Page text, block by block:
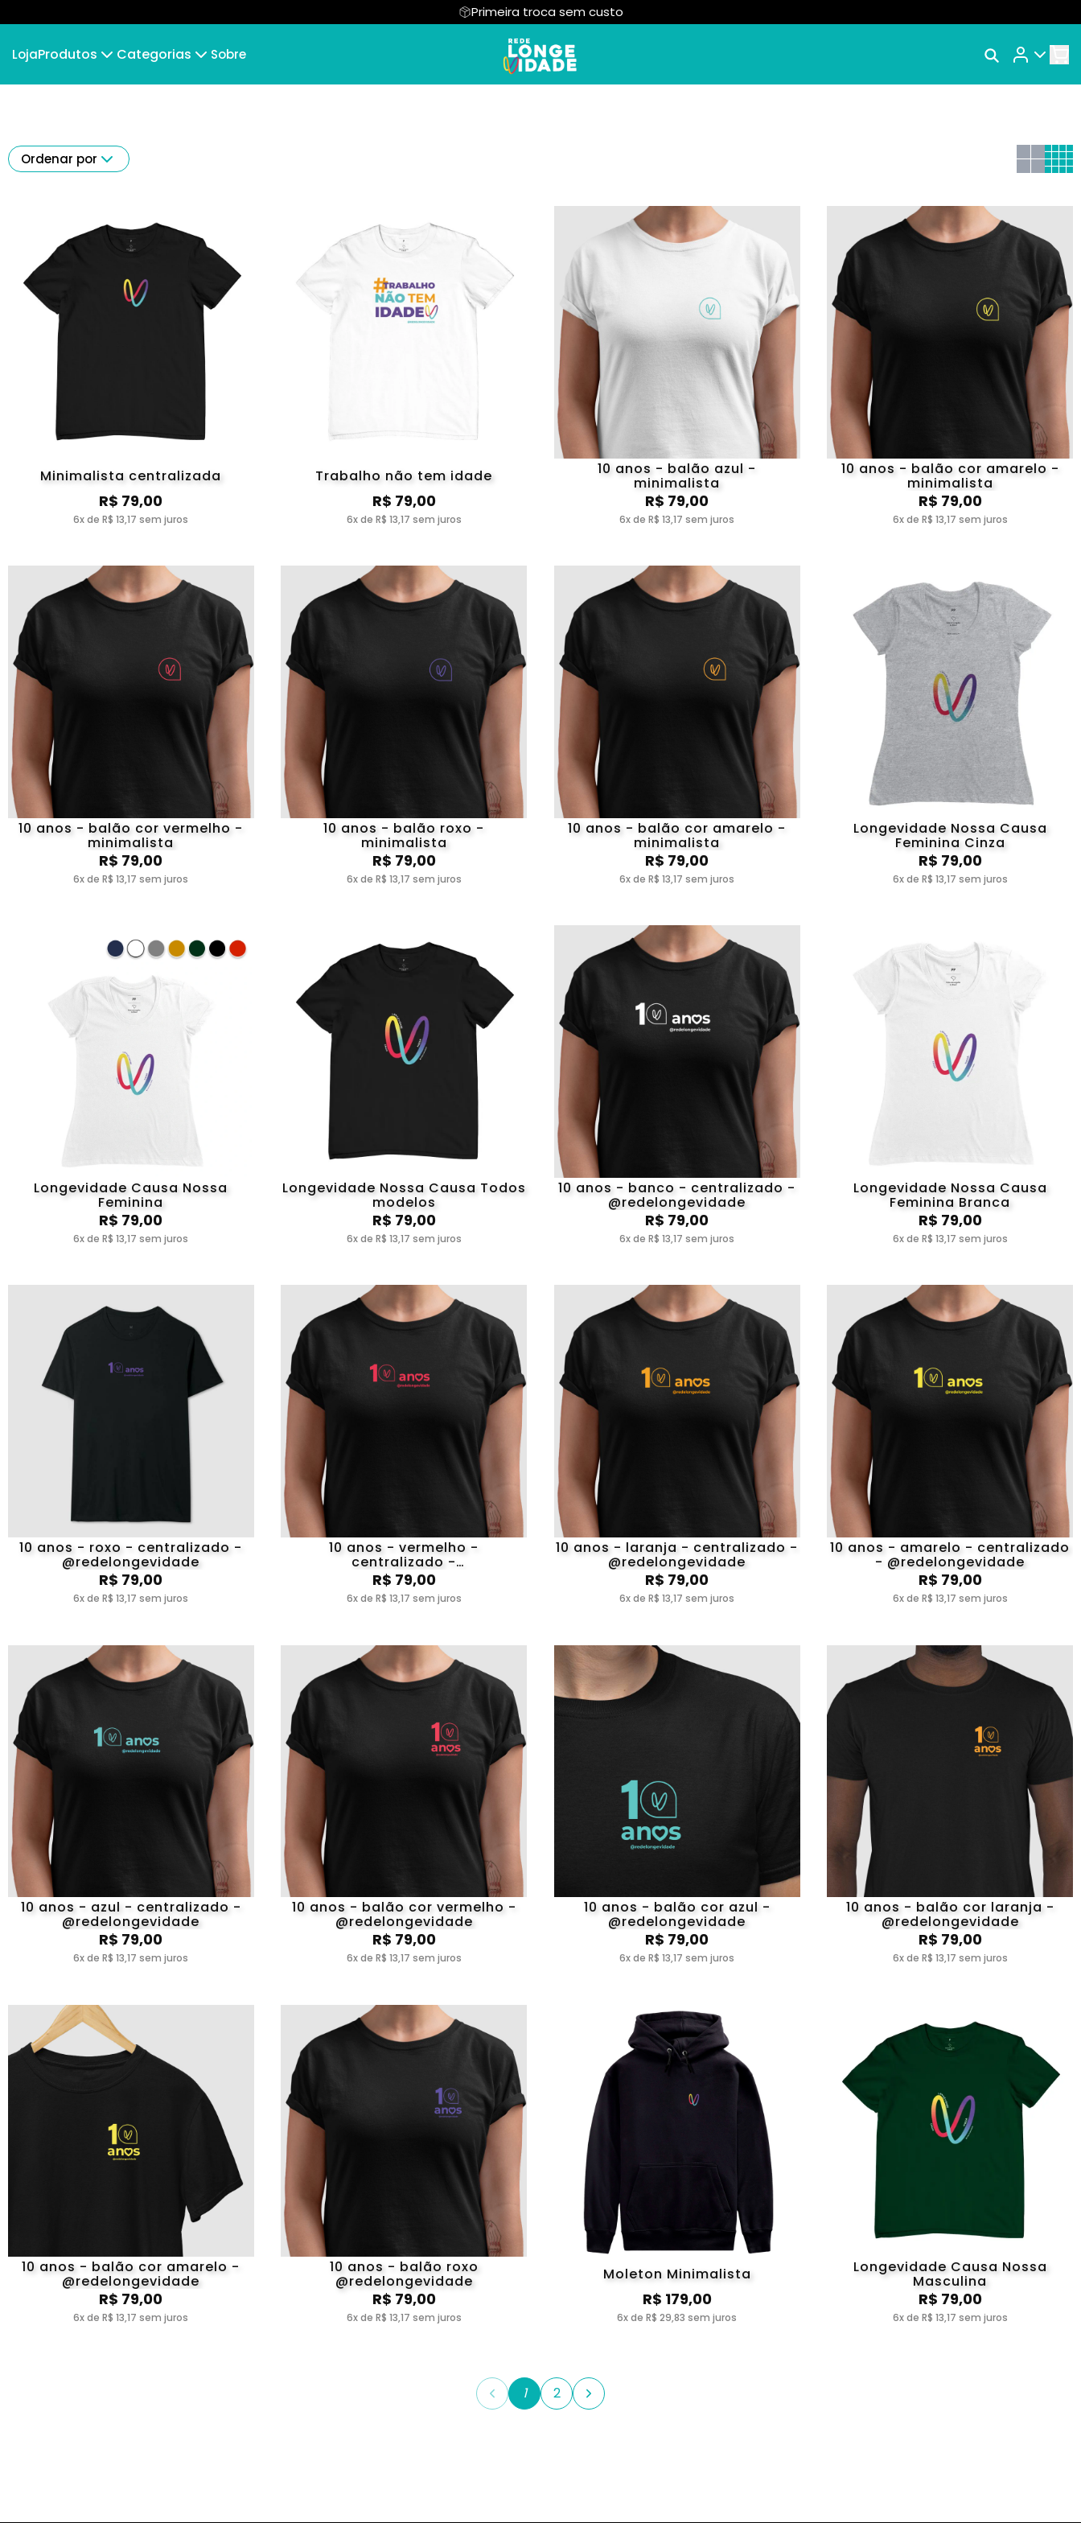
Primeira troca sem custo
LojaProdutos Categorias Sobre
Entrar | Cadastrar
Ordenar por
Minimalista centralizada
R$ 79,00
6x de R$ 13,17 sem juros
Trabalho não tem idade
R$ 79,00
6x de R$ 13,17 sem juros
10 anos - balão azul -
minimalista
R$ 79,00
6x de R$ 13,17 sem juros
10 anos - balão cor amarelo -
minimalista
R$ 79,00
6x de R$ 13,17 sem juros
10 anos - balão cor vermelho -
minimalista
R$ 79,00
6x de R$ 13,17 sem juros
10 anos - balão roxo -
minimalista
R$ 79,00
6x de R$ 13,17 sem juros
10 anos - balão cor amarelo -
minimalista
R$ 79,00
6x de R$ 13,17 sem juros
Longevidade Nossa Causa
Feminina Cinza
R$ 79,00
6x de R$ 13,17 sem juros
Longevidade Causa Nossa
Feminina
R$ 79,00
6x de R$ 13,17 sem juros
Longevidade Nossa Causa Todos
modelos
R$ 79,00
6x de R$ 13,17 sem juros
10 anos - banco - centralizado -
@redelongevidade
R$ 79,00
6x de R$ 13,17 sem juros
Longevidade Nossa Causa
Feminina Branca
R$ 79,00
6x de R$ 13,17 sem juros
10 anos - roxo - centralizado -
@redelongevidade
R$ 79,00
6x de R$ 13,17 sem juros
10 anos - vermelho -
centralizado -
@redelongevidade
R$ 79,00
6x de R$ 13,17 sem juros
10 anos - laranja - centralizado -
@redelongevidade
R$ 79,00
6x de R$ 13,17 sem juros
10 anos - amarelo - centralizado
- @redelongevidade
R$ 79,00
6x de R$ 13,17 sem juros
10 anos - azul - centralizado -
@redelongevidade
R$ 79,00
6x de R$ 13,17 sem juros
10 anos - balão cor vermelho -
@redelongevidade
R$ 79,00
6x de R$ 13,17 sem juros
10 anos - balão cor azul -
@redelongevidade
R$ 79,00
6x de R$ 13,17 sem juros
10 anos - balão cor laranja -
@redelongevidade
R$ 79,00
6x de R$ 13,17 sem juros
10 anos - balão cor amarelo -
@redelongevidade
R$ 79,00
6x de R$ 13,17 sem juros
10 anos - balão roxo
@redelongevidade
R$ 79,00
6x de R$ 13,17 sem juros
Moleton Minimalista
R$ 179,00
6x de R$ 29,83 sem juros
Longevidade Causa Nossa
Masculina
R$ 79,00
6x de R$ 13,17 sem juros
1 2